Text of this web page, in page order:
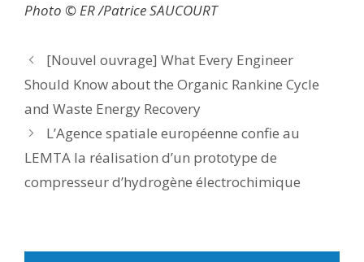
Photo © ER /Patrice SAUCOURT
[Nouvel ouvrage] What Every Engineer
Should Know about the Organic Rankine Cycle
and Waste Energy Recovery
L’Agence spatiale européenne confie au
LEMTA la réalisation d’un prototype de
compresseur d’hydrogène électrochimique